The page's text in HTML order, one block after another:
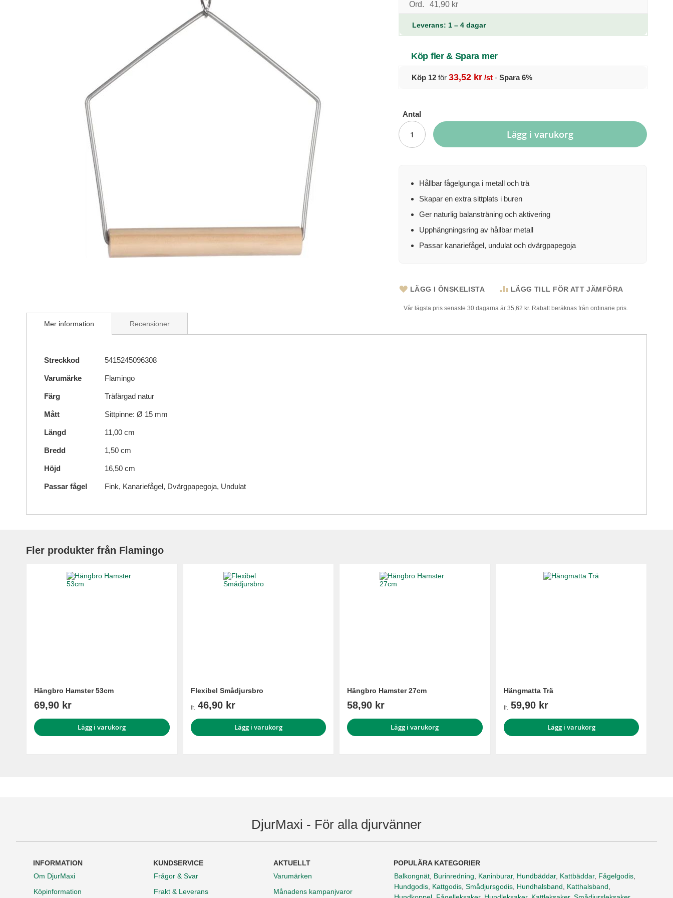
the
images
Ord. 41,90 kr
Leverans: 1 – 4 dagar
Köp fler & Spara mer
Köp 12 för 33,52 kr /st - Spara6%
Antal
Lägg i varukorg
Hållbar fågelgunga i metall och trä
Skapar en extra sittplats i buren
Ger naturlig balansträning och aktivering
Upphängningsring av hållbar metall
Passar kanariefågel, undulat och dvärgpapegoja
LÄGG I ÖNSKELISTA LÄGG TILL FÖR ATT JÄMFÖRA
Vår lägsta pris senaste 30 dagarna är 35,62 kr. Rabatt beräknas från ordinarie pris.
Mer information
Mer
Streckkod 5415245096308
Varumärke Flamingo
Färg Träfärgad natur
Mått Sittpinne: Ø 15 mm
Längd 11,00 cm
Bredd 1,50 cm
Höjd 16,50 cm
Passar fågel Fink, Kanariefågel, Dvärgpapegoja, Undulat
Recensioner
Fler produkter från Flamingo
Hängbro Hamster 53cm
69,90 kr
Lägg i varukorg
Flexibel Smådjursbro
fr. 46,90 kr
Lägg i varukorg
Hängbro Hamster 27cm
58,90 kr
Lägg i varukorg
Hängmatta Trä
fr. 59,90 kr
Lägg i varukorg
DjurMaxi - För alla djurvänner
INFORMATION
Om DjurMaxi
Köpinformation
KUNDSERVICE
Frågor & Svar
Frakt & Leverans
AKTUELLT
Varumärken
Månadens kampanjvaror
POPULÄRA KATEGORIER
Balkongnät Burinredning Kaninburar, Hundbäddar, Kattbäddar, Fågelgodis
Hundgodis Kattgodis Smådjursgodis Hundhalsband Katthalsband